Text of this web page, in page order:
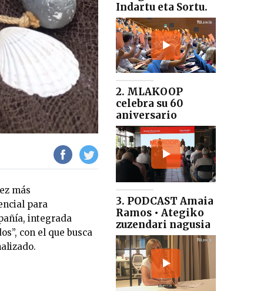
más
para
integrada
con el que busca
Indartu eta Sortu.
2. MLAKOOP
celebra su 60
aniversario
3. PODCAST Amaia
Ramos • Ategiko
zuzendari nagusia